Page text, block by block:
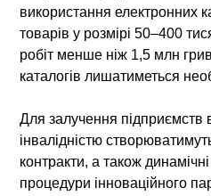
використання електронних
товарів у розмірі 50–400
робіт менше ніж 1,5 млн
каталогів лишатиметься
Для залучення підприємств
інвалідністю
контракти, а також
процедури інноваційного